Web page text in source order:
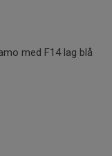
med F14 lag blå